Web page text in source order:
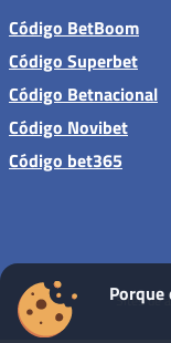
Código BetBoom
Código Superbet
Código Betnacional
Código Novibet
Código bet365
Sites de
Porque